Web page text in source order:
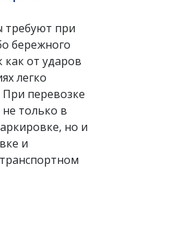
требуют при
бережного
от ударов
легко
перевозке
только в
но и
и